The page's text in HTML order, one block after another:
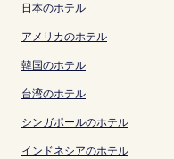
日本のホテル
アメリカのホテル
韓国のホテル
台湾のホテル
シンガポールのホテル
インドネシアのホテル